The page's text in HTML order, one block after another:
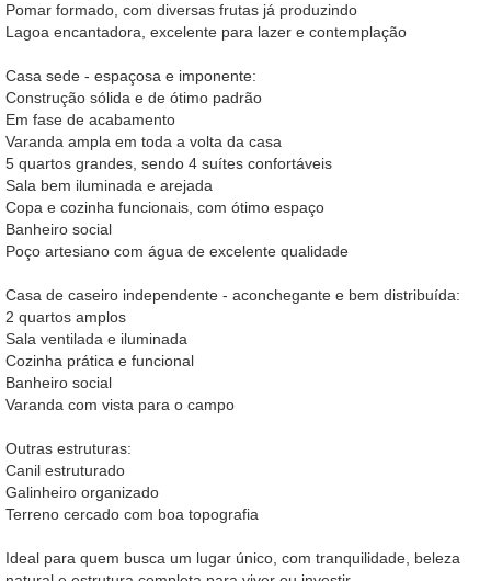
Pomar formado, com diversas frutas já produzindo
Lagoa encantadora, excelente para lazer e contemplação
Casa sede - espaçosa e imponente:
Construção sólida e de ótimo padrão
Em fase de acabamento
Varanda ampla em toda a volta da casa
5 quartos grandes, sendo 4 suítes confortáveis
Sala bem iluminada e arejada
Copa e cozinha funcionais, com ótimo espaço
Banheiro social
Poço artesiano com água de excelente qualidade
Casa de caseiro independente - aconchegante e bem distribuída:
2 quartos amplos
Sala ventilada e iluminada
Cozinha prática e funcional
Banheiro social
Varanda com vista para o campo
Outras estruturas:
Canil estruturado
Galinheiro organizado
Terreno cercado com boa topografia
Ideal para quem busca um lugar único, com tranquilidade, beleza